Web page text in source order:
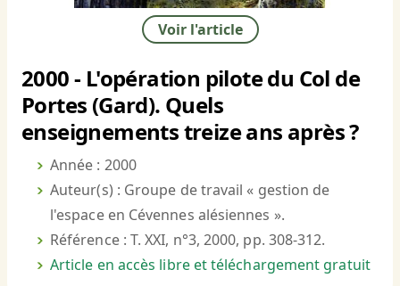
Voir l'article
2000 - L'opération pilote du Col de
Portes (Gard). Quels
enseignements treize ans après ?
Année : 2000
Auteur(s) : Groupe de travail « gestion de
l'espace en Cévennes alésiennes ».
Référence : T. XXI, n°3, 2000, pp. 308-312.
Article en accès libre et téléchargement gratuit